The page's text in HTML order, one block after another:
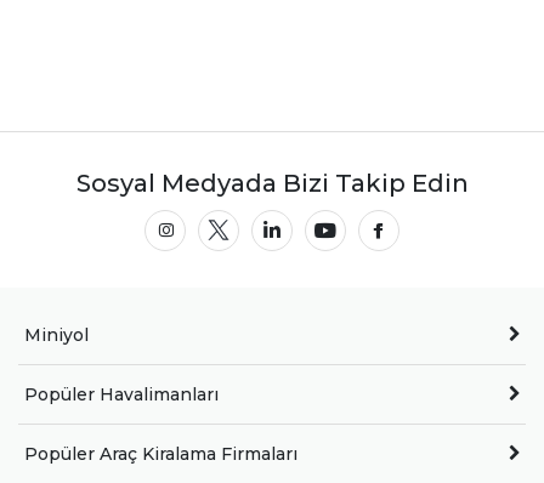
Sosyal Medyada Bizi Takip Edin
Miniyol
Popüler Havalimanları
Popüler Araç Kiralama Firmaları